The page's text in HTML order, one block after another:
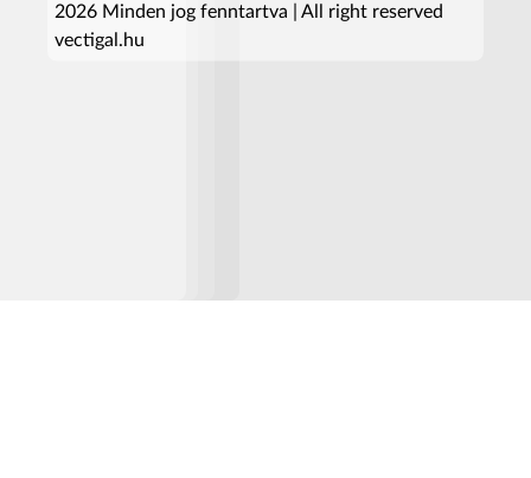
2026 Minden jog fenntartva | All right reserved
vectigal.hu